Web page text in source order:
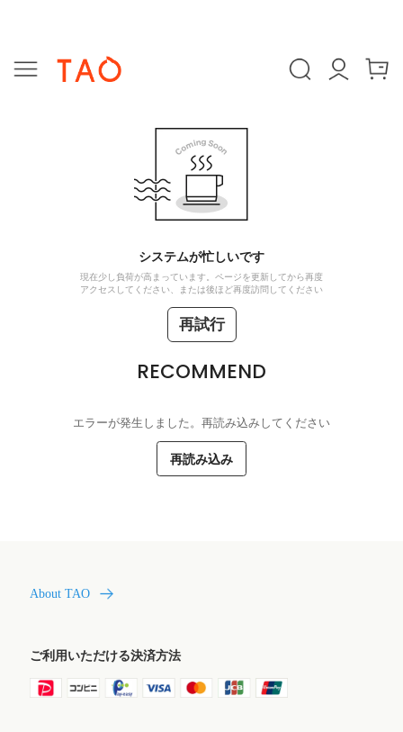
システムが忙しいです
現在少し負荷が高まっています。ページを更新してから再度
アクセスしてください、または後ほど再度訪問してください
再試行
RECOMMEND
エラーが発生しました。再読み込みしてください
再読み込み
About TAO
ご利用いただける決済方法